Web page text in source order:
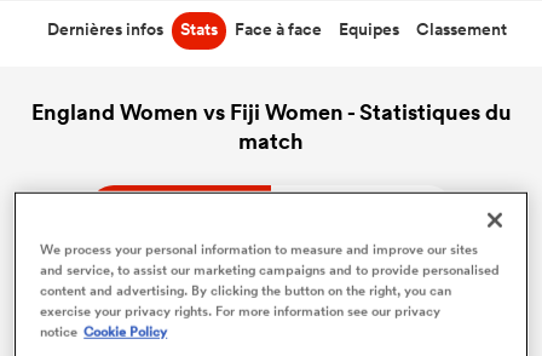
Dernières infos Stats Face à face Equipes Classement
England Women vs Fiji Women - Statistiques du
match
We process your personal information to measure and improve our sites
and service, to assist our marketing campaigns and to provide personalised
content and advertising. By clicking the button on the right, you can
exercise your privacy rights. For more information see our privacy
notice Cookie Policy